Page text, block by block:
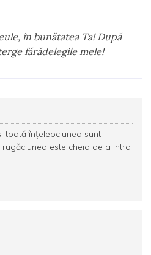
în bunătatea Ta! După
fărădelegile mele!
toată înţelepciunea sunt
este cheia de a intra